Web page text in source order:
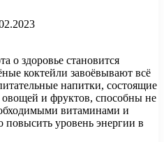
о здоровье становится
коктейли завоёвывают всё
напитки, состоящие
и фруктов, способны не
витаминами и
повысить уровень энергии в